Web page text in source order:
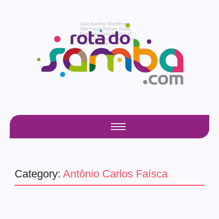
Just Another WordPress
Site Fresh Articles Every
Day
Your Daily Source of
Fresh Articles Created By
Royal Addons
Category: Antônio Carlos Faísca